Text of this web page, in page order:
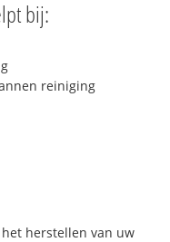
bij:
reiniging
herstellen van uw